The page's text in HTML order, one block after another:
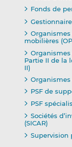
Fonds de
mobilières
Partie II de la
II)
PSF de
PSF
Sociétés
(SICAR)
Supervision